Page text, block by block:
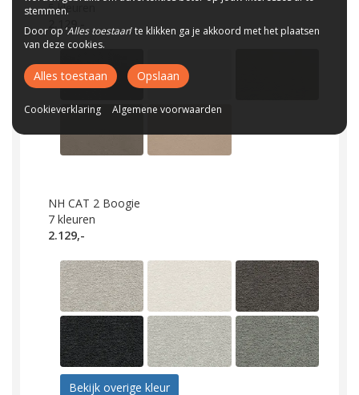
5 kleuren
2.129,-
NH CAT 2 Boogie
7 kleuren
2.129,-
Bekijk overige kleur
stemmen.
Door op ‘Alles toestaan’ te klikken ga je akkoord met het plaatsen
van deze cookies.
Alles toestaan Opslaan
Cookieverklaring Algemene voorwaarden